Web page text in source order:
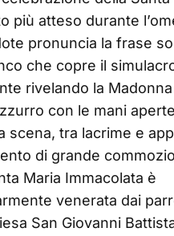
più atteso durante
pronuncia la frase
che copre il
rivelando la
con le mani
scena, tra lacrime e
di grande
Maria Immacolata è
venerata dai
San Giovanni